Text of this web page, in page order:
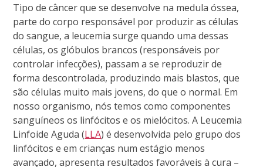
Tipo de câncer que se desenvolve na medula óssea,
parte do corpo responsável por produzir as células
do sangue, a leucemia surge quando uma dessas
células, os glóbulos brancos (responsáveis por
controlar infecções), passam a se reproduzir de
forma descontrolada, produzindo mais blastos, que
são células muito mais jovens, do que o normal. Em
nosso organismo, nós temos como componentes
sanguíneos os linfócitos e os mielócitos. A Leucemia
Linfoide Aguda (LLA) é desenvolvida pelo grupo dos
linfócitos e em crianças num estágio menos
avançado, apresenta resultados favoráveis à cura –